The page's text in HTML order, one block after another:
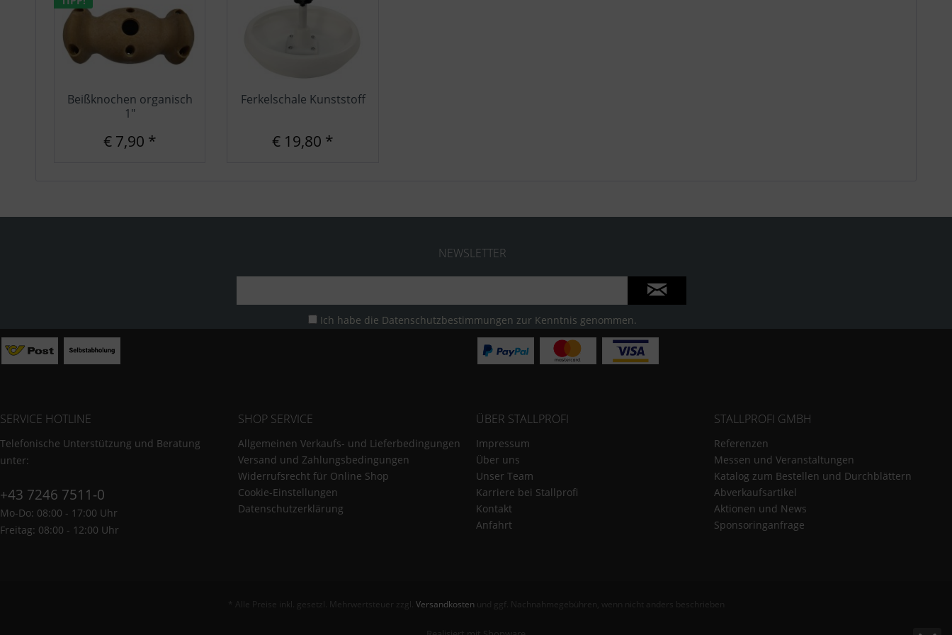
Beißknochen organisch
1"
€ 7,90 *
Ferkelschale Kunststoff
€ 19,80 *
NEWSLETTER
Ich habe die Datenschutzbestimmungen zur Kenntnis genommen.
SERVICE HOTLINE
Telefonische Unterstützung und Beratung
unter:
+43 7246 7511-0
Mo-Do: 08:00 - 17:00 Uhr
Freitag: 08:00 - 12:00 Uhr
SHOP SERVICE
Allgemeinen Verkaufs- und Lieferbedingungen
Versand und Zahlungsbedingungen
Widerrufsrecht für Online Shop
Cookie-Einstellungen
Datenschutzerklärung
ÜBER STALLPROFI
Impressum
Über uns
Unser Team
Karriere bei Stallprofi
Kontakt
Anfahrt
STALLPROFI GMBH
Referenzen
Messen und Veranstaltungen
Katalog zum Bestellen und Durchblättern
Abverkaufsartikel
Aktionen und News
Sponsoringanfrage
* Alle Preise inkl. gesetzl. Mehrwertsteuer zzgl. Versandkostenund ggf. Nachnahmegebühren, wenn nicht anders beschrieben